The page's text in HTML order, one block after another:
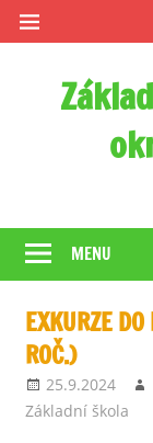
Skip
to
MENU
EXKURZE
ROČ.)
25.9.2024
Základní škola